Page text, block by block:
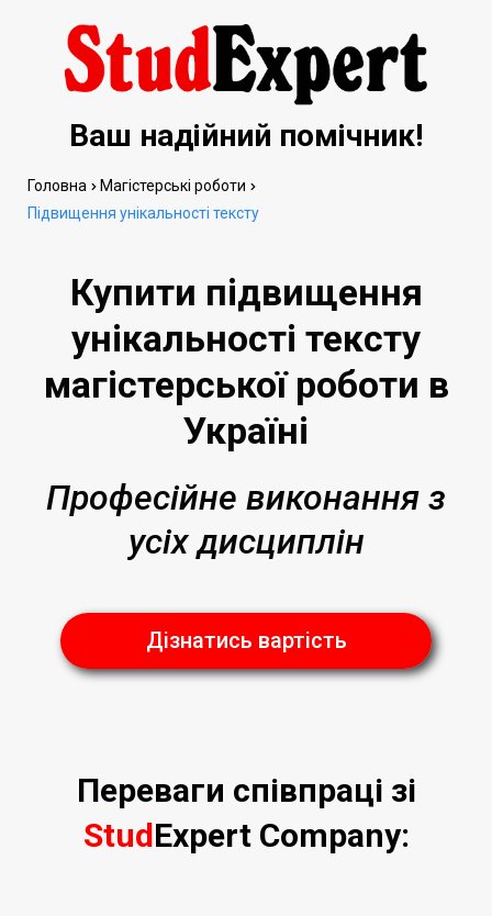
Ваш надійний помічник!
Купити підвищення
унікальності тексту
магістерської роботи в
Україні
Професійне виконання з
усіх дисциплін
Дізнатись вартість
Головна
Магістерські роботи
Підвищення унікальності тексту
Переваги співпраці зі
StudExpert Company: